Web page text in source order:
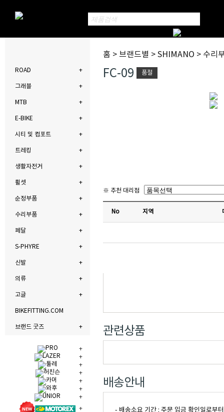
ROAD
그래블
MTB
E-BIKE
시티 및 컴포트
트레킹
생활자전거
휠셋
순정부품
수리부품
페달
S-PHYRE
신발
의류
고글
BIKEFITTING.COM
브랜드 굿즈
홈 > 브랜드별 > SHIMANO > 수리
FC-09 품절
※ 추천 대리점
No 지역
관련상품
배송안내
- 배송소요 기간 : 주문 입금 확인일로부